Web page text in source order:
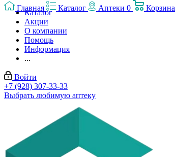
Каталог
Акции
О компании
Помощь
Информация
...
Войти
+7 (928) 307-33-33
Выбрать любимую аптеку
Главная Каталог Аптеки 0 Корзина